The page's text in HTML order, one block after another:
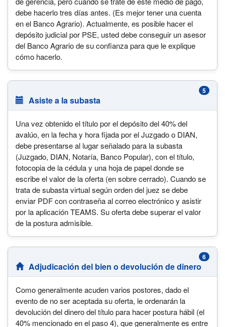
debe hacerlo tres días antes. (Es mejor tener una cuenta
en el Banco Agrario). Actualmente, es posible hacer el
depósito judicial por PSE, usted debe conseguir un asesor
del Banco Agrario de su confianza para que le explique
cómo hacerlo.
5
Asiste a la subasta
Una vez obtenido el título por el depósito del 40% del
avalúo, en la fecha y hora fijada por el Juzgado o DIAN,
debe presentarse al lugar señalado para la subasta
(Juzgado, DIAN, Notaría, Banco Popular), con el título,
fotocopia de la cédula y una hoja de papel donde se
escribe el valor de la oferta (en sobre cerrado). Cuando se
trata de subasta virtual según orden del juez se debe
enviar PDF con contraseña al correo electrónico y asistir
por la aplicación TEAMS. Su oferta debe superar el valor
de la postura admisible.
6
Adjudicación del bien o devolución de dinero
Como generalmente acuden varios postores, dado el
evento de no ser aceptada su oferta, le ordenarán la
devolución del dinero del título para hacer postura hábil (el
40% mencionado en el paso 4), que generalmente es entre